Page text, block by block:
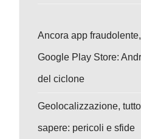
Ancora app
Google Play Store:
del ciclone
Geolocalizzazione,
sapere: pericoli e sfide